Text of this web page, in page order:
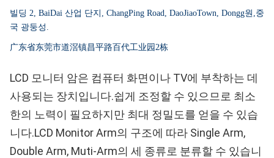
빌딩 2, BaiDai 산업 단지, ChangPing Road, DaoJiaoTown, Dongg원,중
국 광둥성.
广东省东莞市道滘镇昌平路百代工业园2栋
LCD 모니터 암은 컴퓨터 화면이나 TV에 부착하는 데
사용되는 장치입니다.쉽게 조정할 수 있으므로 최소
한의 노력이 필요하지만 최대 정밀도를 얻을 수 있습
니다.LCD Monitor Arm의 구조에 따라 Single Arm,
Double Arm, Muti-Arm의 세 종류로 분류할 수 있습니